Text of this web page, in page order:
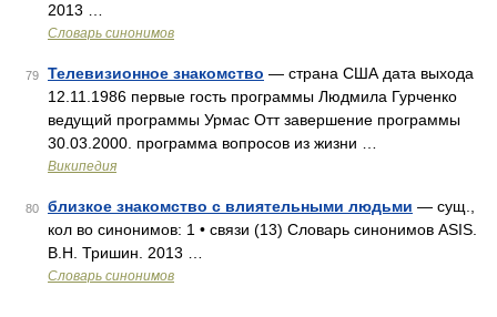
2013 …
Словарь синонимов
79 Телевизионное знакомство — страна США дата выхода
12.11.1986 первые гость программы Людмила Гурченко
ведущий программы Урмас Отт завершение программы
30.03.2000. программа вопросов из жизни …
Википедия
80 близкое знакомство с влиятельными людьми — сущ.,
кол во синонимов: 1 • связи (13) Словарь синонимов ASIS.
В.Н. Тришин. 2013 …
Словарь синонимов